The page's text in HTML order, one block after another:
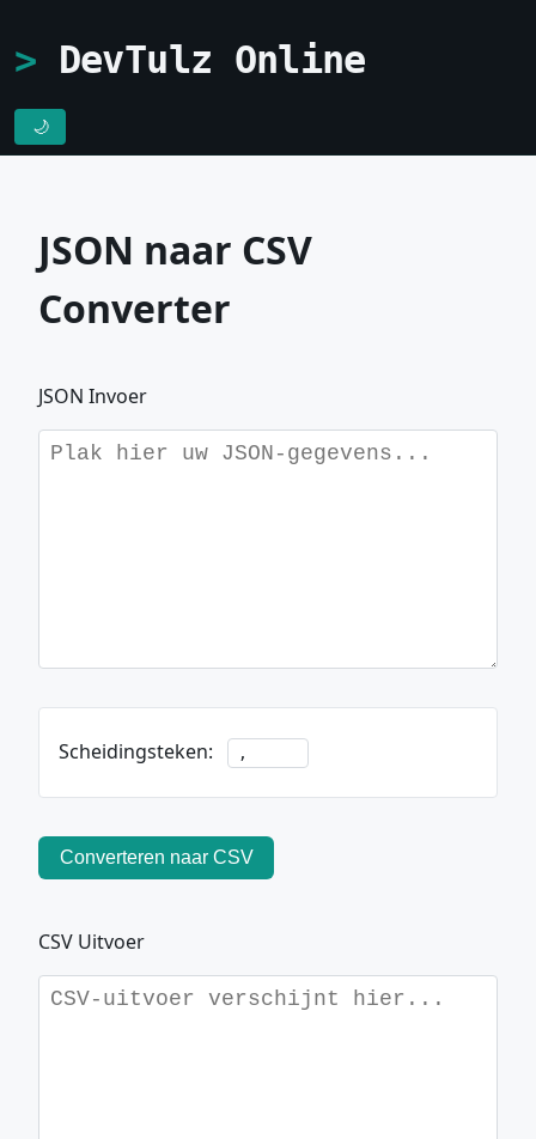
DevTulz Online
🌙
JSON naar CSV
Converter
JSON Invoer
Scheidingsteken:
Converteren naar CSV
CSV Uitvoer